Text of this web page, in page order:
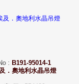
: B191-95014-1
．奧地利水晶吊燈